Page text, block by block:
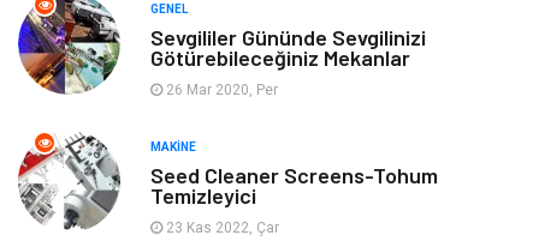
Anne & Çocuk Genel Kültür
Ev İşleri
Gençlik & Eğlence
Mobilya
GENEL
Sevgililer Gününde Sevgilinizi
Götürebileceğiniz Mekanlar
26 Mar 2020, Per
MAKINE
Seed Cleaner Screens-Tohum
Temizleyici
23 Kas 2022, Çar